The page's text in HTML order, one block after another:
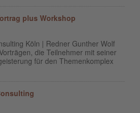
plus Workshop
Köln | Redner Gunther Wolf
die Teilnehmer mit seiner
für den Themenkomplex